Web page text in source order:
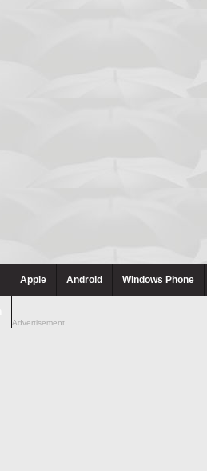
Apple Android Windows Phone
Advertisement